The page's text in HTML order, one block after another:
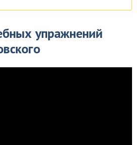
упражнений